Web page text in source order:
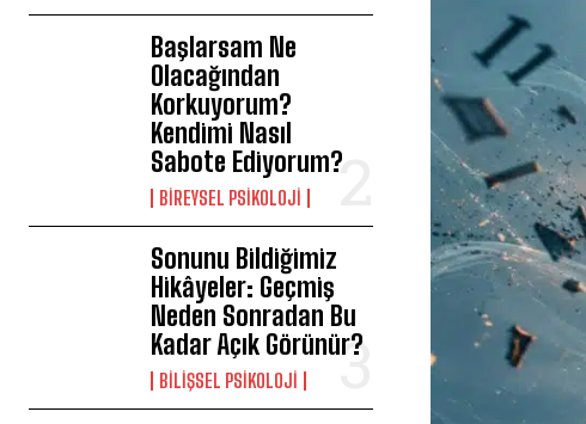
Başlarsam Ne
Olacağından
Korkuyorum?
Kendimi Nasıl
Sabote Ediyorum?
BIREYSEL PSIKOLOJI
Sonunu Bildiğimiz
Hikâyeler: Geçmiş
Neden Sonradan Bu
Kadar Açık Görünür?
BILIŞSEL PSIKOLOJI